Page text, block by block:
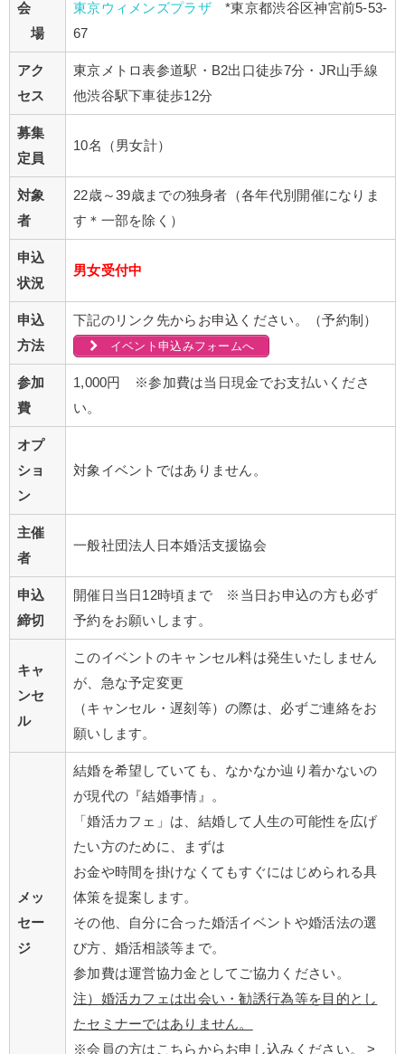
会
場
東京ウィメンズプラザ*東京都渋谷区神宮前5-53-
67
アク
セス
東京メトロ表参道駅・B2出口徒歩7分・JR山手線
他渋谷駅下車徒歩12分
募集
定員
10名（男女計）
対象
者
22歳～39歳までの独身者（各年代別開催になりま
す＊一部を除く）
申込
状況
男女受付中
申込
方法
下記のリンク先からお申込ください。（予約制）
イベント申込みフォームへ
参加
費
1,000円 ※参加費は当日現金でお支払いくださ
い。
オプ
ショ
ン
対象イベントではありません。
主催
者
一般社団法人日本婚活支援協会
申込
締切
開催日当日12時頃まで ※当日お申込の方も必ず
予約をお願いします。
キャ
ンセ
ル
このイベントのキャンセル料は発生いたしません
が、急な予定変更
（キャンセル・遅刻等）の際は、必ずご連絡をお
願いします。
メッ
セー
ジ
結婚を希望していても、なかなか辿り着かないの
が現代の『結婚事情』。
「婚活カフェ」は、結婚して人生の可能性を広げ
たい方のために、まずは
お金や時間を掛けなくてもすぐにはじめられる具
体策を提案します。
その他、自分に合った婚活イベントや婚活法の選
び方、婚活相談等まで。
参加費は運営協力金としてご協力ください。
注）婚活カフェは出会い・勧誘行為等を目的とし
たセミナーではありません。
※会員の方はこちらからお申し込みください。 >